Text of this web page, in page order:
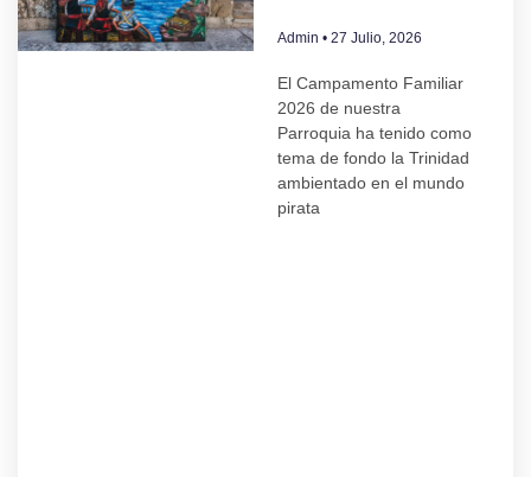
Admin 27 Julio, 2026
El Campamento Familiar
2026 de nuestra
Parroquia ha tenido como
tema de fondo la Trinidad
ambientado en el mundo
pirata